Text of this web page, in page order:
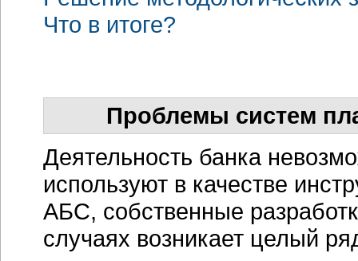
Что в итоге?
Проблемы систем
Деятельность банка
используют в качестве
АБС, собственные
случаях возникает целый